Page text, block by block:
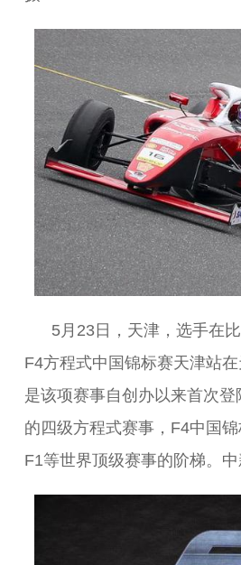
5月23日，天津，选手在
F4方程式中国锦标赛天津站
是该项赛事自创办以来首次
的四级方程式赛事，F4中国
F1等世界顶级赛事的阶梯。